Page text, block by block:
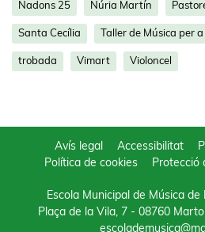
Nadons 25 Núria Martín
Santa Cecília Taller de Música per
trobada Vimart Violoncel
Avís legal Accessibilitat
Política de cookies
Protecció
Escola Municipal de Música
Plaça de la Vila, 7 - 08760